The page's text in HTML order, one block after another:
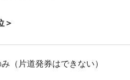
＞
（片道発券はできない）